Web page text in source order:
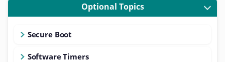
Optional Topics
Secure Boot
Software Timers